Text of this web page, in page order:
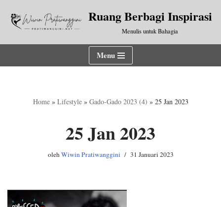
Lompat
Ruang Berbagi Inspirasi
Menulis untuk Bahagia
Menu
Home» Lifestyle» Gado-Gado 2023 (4) » 25 Jan 2023
25 Jan 2023
olehWiwin Pratiwanggini 31 Januari 2023